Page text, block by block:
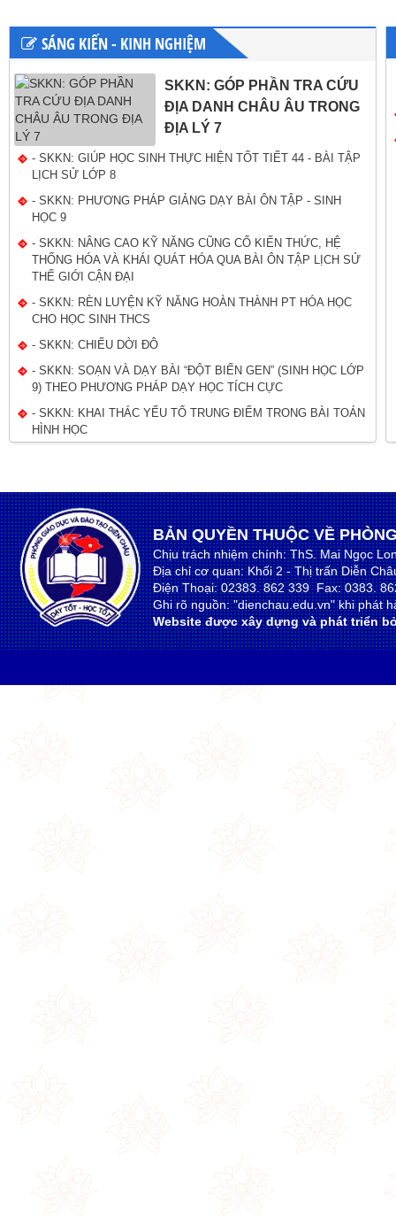
SÁNG KIẾN - KINH NGHIỆM
SKKN: GÓP PHẦN TRA CỨU
ĐỊA DANH CHÂU ÂU TRONG
ĐỊA LÝ 7
- SKKN: GIÚP HỌC SINH THỰC HIỆN TỐT TIẾT 44 - BÀI TẬP
LỊCH SỬ LỚP 8
- SKKN: PHƯƠNG PHÁP GIẢNG DẠY BÀI ÔN TẬP - SINH
HỌC 9
- SKKN: NÂNG CAO KỸ NĂNG CŨNG CỐ KIẾN THỨC, HỆ
THỐNG HÓA VÀ KHÁI QUÁT HÓA QUA BÀI ÔN TẬP LỊCH SỬ
THẾ GIỚI CẬN ĐẠI
- SKKN: RÈN LUYỆN KỸ NĂNG HOÀN THÀNH PT HÓA HỌC
CHO HỌC SINH THCS
- SKKN: CHIẾU DỜI ĐÔ
- SKKN: SOẠN VÀ DẠY BÀI “ĐỘT BIẾN GEN” (SINH HỌC LỚP
9) THEO PHƯƠNG PHÁP DẠY HỌC TÍCH CỰC
- SKKN: KHAI THÁC YẾU TỐ TRUNG ĐIỂM TRONG BÀI TOÁN
HÌNH HỌC
BẢN QUYỀN THUỘC VỀ
Chịu trách nhiệm chính: ThS. Mai Ngọc
Địa chỉ cơ quan: Khối 2 - Thị trấn Diễn
Điện Thoại: 02383. 862 339 Fax: 0383.
Ghi rõ nguồn: "dienchau.edu.vn" khi phát
Website được xây dựng và phát triển